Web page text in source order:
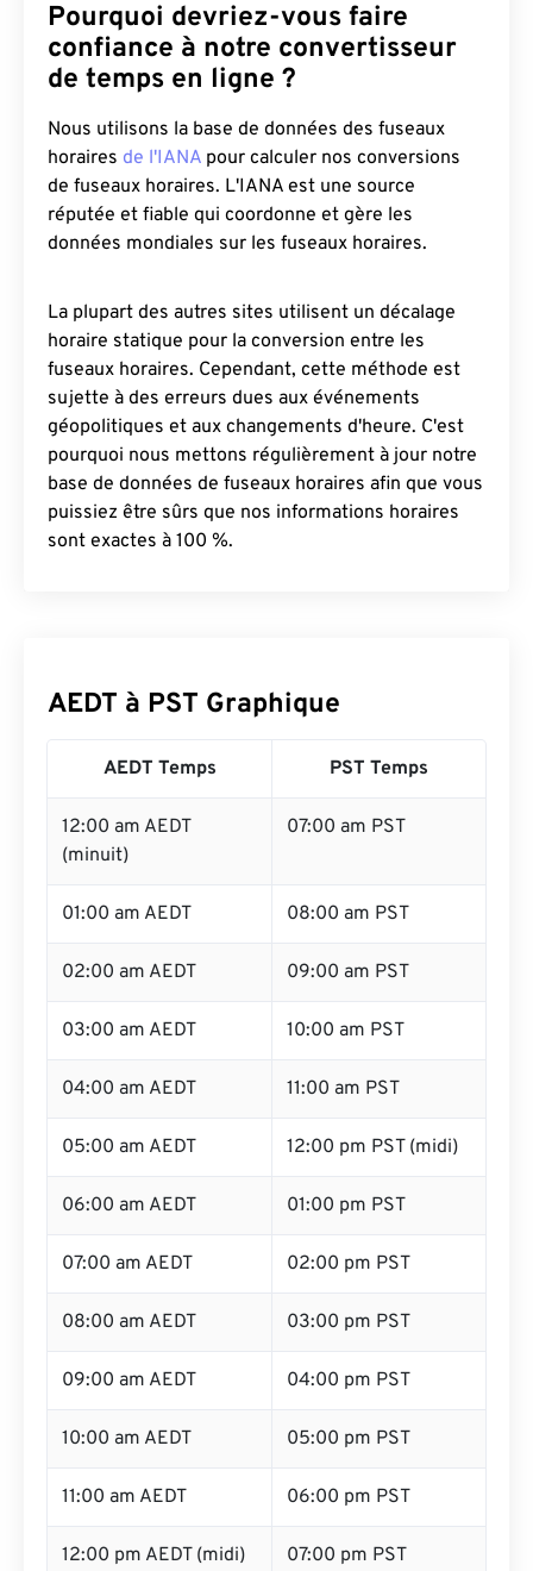
Pourquoi devriez-vous faire
confiance à notre convertisseur
de temps en ligne ?
Nous utilisons la base de données des fuseaux
horaires de l'IANA pour calculer nos conversions
de fuseaux horaires. L'IANA est une source
réputée et fiable qui coordonne et gère les
données mondiales sur les fuseaux horaires.
La plupart des autres sites utilisent un décalage
horaire statique pour la conversion entre les
fuseaux horaires. Cependant, cette méthode est
sujette à des erreurs dues aux événements
géopolitiques et aux changements d'heure. C'est
pourquoi nous mettons régulièrement à jour notre
base de données de fuseaux horaires afin que vous
puissiez être sûrs que nos informations horaires
sont exactes à 100 %.
AEDT à PST Graphique
AEDT Temps PST Temps
12:00 am AEDT
(minuit)
07:00 am PST
01:00 am AEDT 08:00 am PST
02:00 am AEDT 09:00 am PST
03:00 am AEDT 10:00 am PST
04:00 am AEDT 11:00 am PST
05:00 am AEDT 12:00 pm PST (midi)
06:00 am AEDT 01:00 pm PST
07:00 am AEDT 02:00 pm PST
08:00 am AEDT 03:00 pm PST
09:00 am AEDT 04:00 pm PST
10:00 am AEDT 05:00 pm PST
11:00 am AEDT 06:00 pm PST
12:00 pm AEDT (midi) 07:00 pm PST